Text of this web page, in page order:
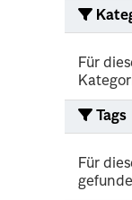
Für
Tags
Für